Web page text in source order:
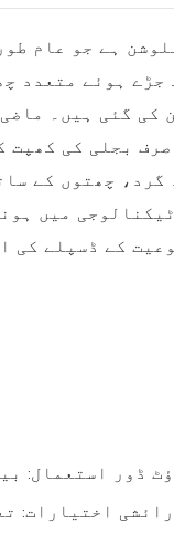
ہے جو عام
ہوئے متعدد
کی گئی ہیں۔
گرد، چھتوں کے
میں
کے ڈسپلے
ڈور استعمال:
اختیارات: